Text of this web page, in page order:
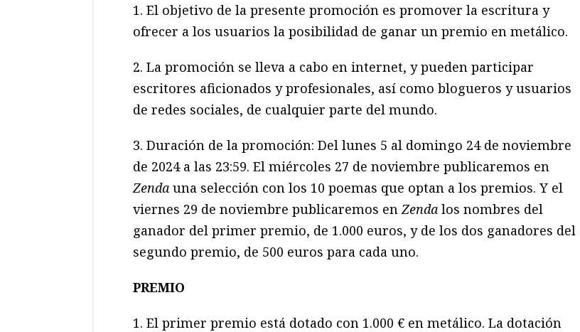
1. El objetivo de la presente promoción es promover la escritura y
ofrecer a los usuarios la posibilidad de ganar un premio en metálico.
2. La promoción se lleva a cabo en internet, y pueden participar
escritores aficionados y profesionales, así como blogueros y usuarios
de redes sociales, de cualquier parte del mundo.
3. Duración de la promoción: Del lunes 5 al domingo 24 de noviembre
de 2024 a las 23:59. El miércoles 27 de noviembre publicaremos en
Zenda una selección con los 10 poemas que optan a los premios. Y el
viernes 29 de noviembre publicaremos enZenda los nombres del
ganador del primer premio, de 1.000 euros, y de los dos ganadores del
segundo premio, de 500 euros para cada uno.
PREMIO
1. El primer premio está dotado con 1.000 € en metálico. La dotación